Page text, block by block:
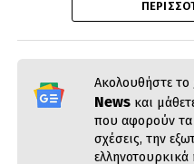
Ακολουθήστε το
Newsκαι
που αφορούν τα
σχέσεις, την
ελληνοτουρκικά